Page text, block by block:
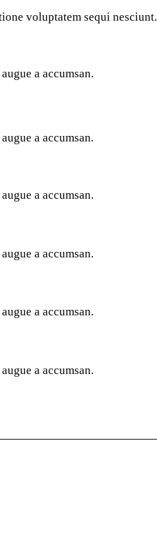
voluptatem sequi nesciunt.
a accumsan.
a accumsan.
a accumsan.
a accumsan.
a accumsan.
a accumsan.